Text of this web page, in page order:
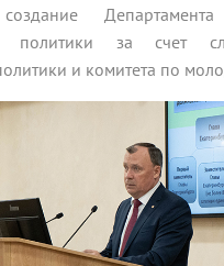
политики за счет
и комитета по